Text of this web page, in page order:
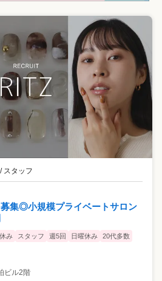
スタッフ
集◎小規模プライベートサロン
み スタッフ 週5回 日曜休み 20代多数
ビル2階